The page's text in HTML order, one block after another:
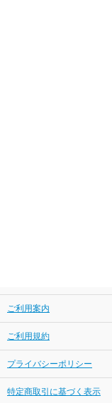
ご利用案内
ご利用規約
プライバシーポリシー
特定商取引に基づく表示